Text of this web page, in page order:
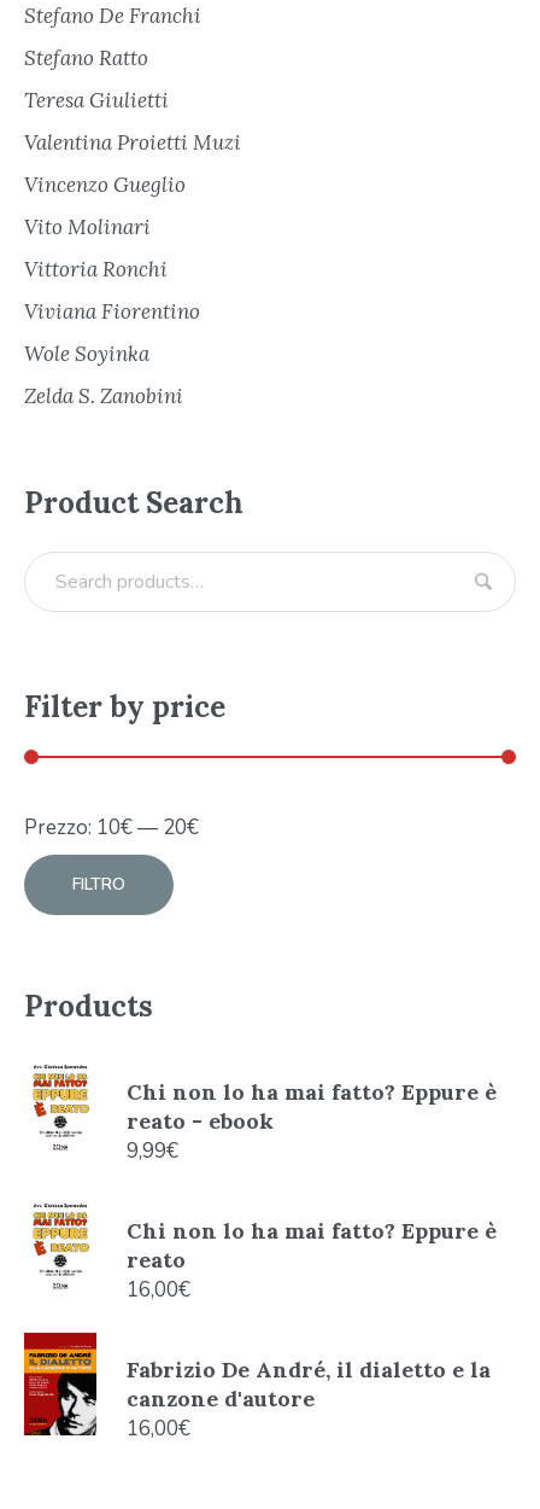
Stefano De Franchi
Stefano Ratto
Teresa Giulietti
Valentina Proietti Muzi
Vincenzo Gueglio
Vito Molinari
Vittoria Ronchi
Viviana Fiorentino
Wole Soyinka
Zelda S. Zanobini
Product Search
Filter by price
FILTRO
Prezzo: 10€— 20€
Products
Chi non lo ha mai fatto? Eppure è
reato - ebook
9,99€
Chi non lo ha mai fatto? Eppure è
reato
16,00€
Fabrizio De André, il dialetto e la
canzone d'autore
16,00€